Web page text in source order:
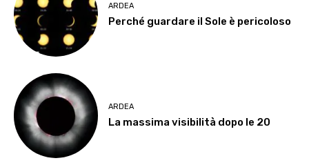
ARDEA
Perché guardare il Sole è pericoloso
ARDEA
La massima visibilità dopo le 20